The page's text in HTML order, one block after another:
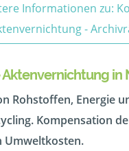
Informationen zu:
-
in
Rohstoffen, Energie
Kompensation
Umweltkosten.